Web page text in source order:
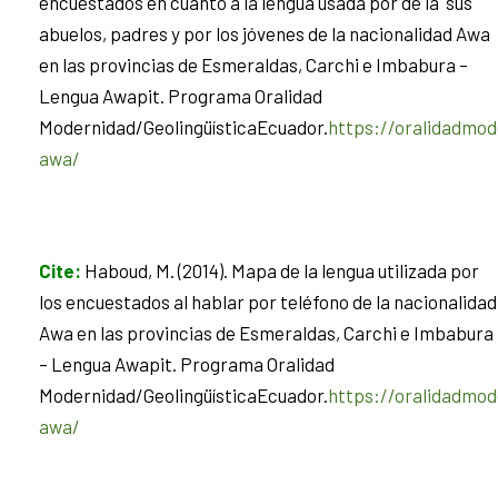
abuelos, padres y por los jóvenes de la nacionalidad Awa
en las provincias de Esmeraldas, Carchi e Imbabura –
Lengua Awapit. Programa Oralidad
Modernidad/GeolingüísticaEcuador. https://
awa/
Cite: Haboud, M. (2014). Mapa de la lengua utilizada por
los encuestados al hablar por teléfono de la nacionalidad
Awa en las provincias de Esmeraldas, Carchi e Imbabura
– Lengua Awapit. Programa Oralidad
Modernidad/GeolingüísticaEcuador.https://
awa/